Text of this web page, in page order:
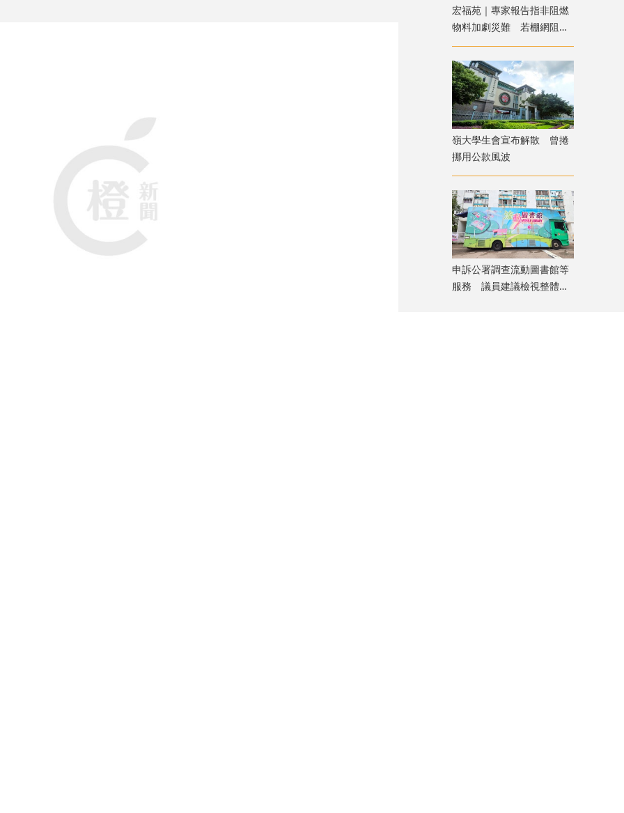
宏福苑｜專家報告指非阻燃
物料加劇災難 若棚網阻燃
火勢或可自行熄滅
嶺大學生會宣布解散 曾捲
挪用公款風波
申訴公署調查流動圖書館等
服務 議員建議檢視整體佈